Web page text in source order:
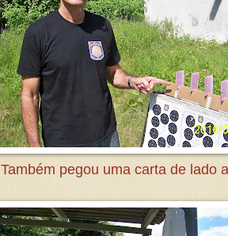
Também pegou uma carta de lado